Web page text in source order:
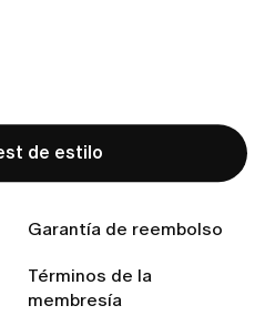
de estilo
Garantía de reembolso
Términos de la
membresía
largos atraen todas
una sutil sensación de
en unpunto de atención
abiertos o sencillos.